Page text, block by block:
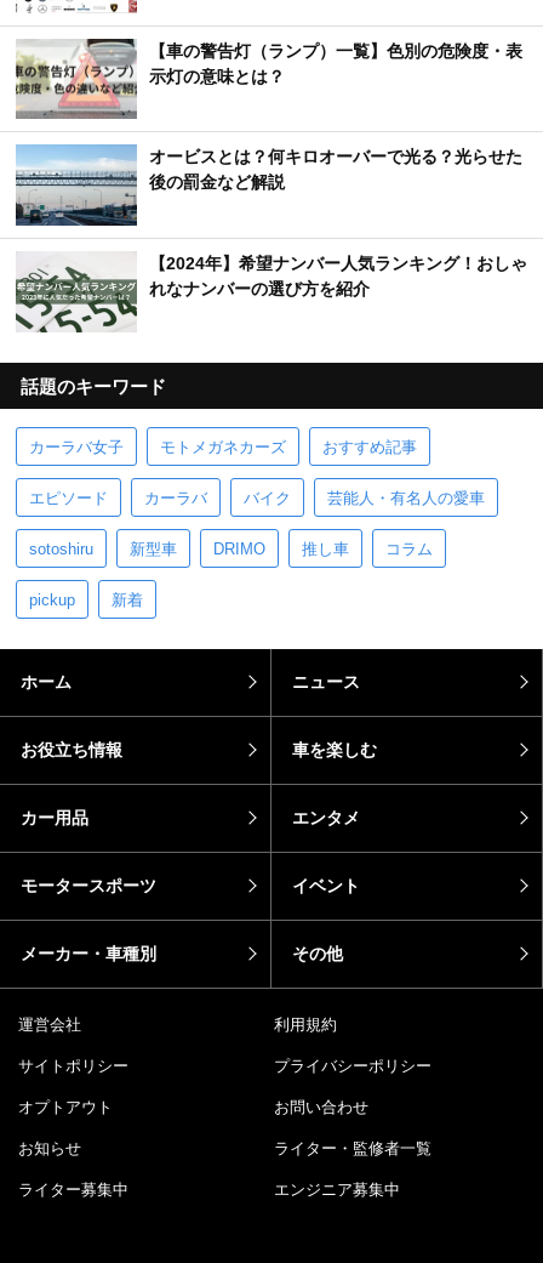
【車の警告灯（ランプ）一覧】色別の危険度・表
示灯の意味とは？
オービスとは？何キロオーバーで光る？光らせた
後の罰金など解説
【2024年】希望ナンバー人気ランキング！おしゃ
れなナンバーの選び方を紹介
話題のキーワード
カーラバ女子 モトメガネカーズ おすすめ記事
エピソード カーラバ バイク 芸能人・有名人の愛車
sotoshiru 新型車 DRIMO 推し車 コラム
pickup 新着
ホーム ニュース
お役立ち情報 車を楽しむ
カー用品 エンタメ
モータースポーツ イベント
メーカー・車種別 その他
運営会社 利用規約
サイトポリシー プライバシーポリシー
オプトアウト お問い合わせ
お知らせ ライター・監修者一覧
ライター募集中 エンジニア募集中